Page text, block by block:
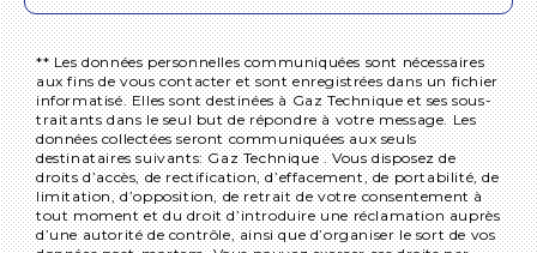
** Les données personnelles communiquées sont nécessaires
aux fins de vous contacter et sont enregistrées dans un fichier
informatisé. Elles sont destinées à Gaz Technique et ses sous-
traitants dans le seul but de répondre à votre message. Les
données collectées seront communiquées aux seuls
destinataires suivants: Gaz Technique . Vous disposez de
droits d’accès, de rectification, d’effacement, de portabilité, de
limitation, d’opposition, de retrait de votre consentement à
tout moment et du droit d’introduire une réclamation auprès
d’une autorité de contrôle, ainsi que d’organiser le sort de vos